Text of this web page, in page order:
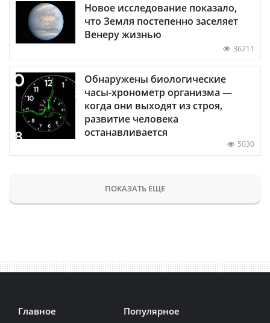
Новое исследование показало,
что Земля постепенно заселяет
Венеру жизнью
36211
Обнаружены биологические
часы-хронометр организма —
когда они выходят из строя,
развитие человека
останавливается
5030
ПОКАЗАТЬ ЕЩЕ
Главное Популярное